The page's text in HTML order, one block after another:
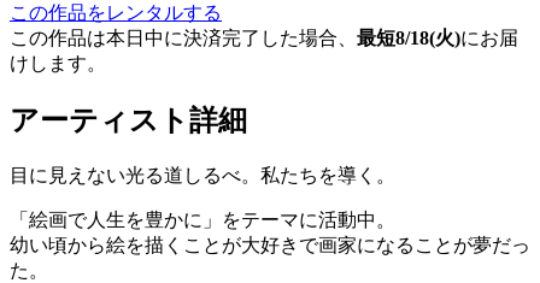
この作品をレンタルする
この作品は本日中に決済完了した場合、 最短8/18(火)にお届
けします。
アーティスト詳細
目に見えない光る道しるべ。私たちを導く。
「絵画で人生を豊かに」をテーマに活動中。
幼い頃から絵を描くことが大好きで画家になることが夢だっ
た。